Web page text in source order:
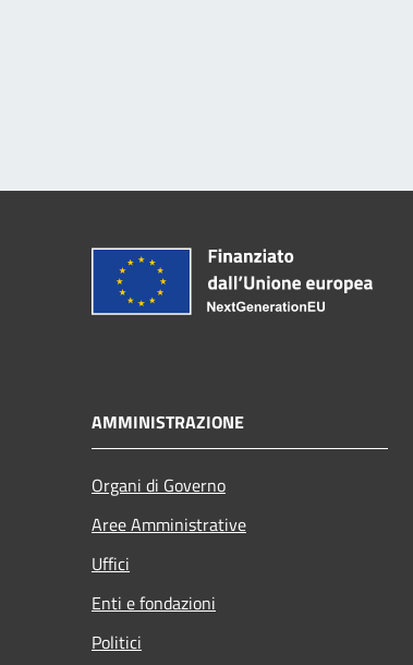
AMMINISTRAZIONE
Organi di Governo
Aree Amministrative
Uffici
Enti e fondazioni
Politici